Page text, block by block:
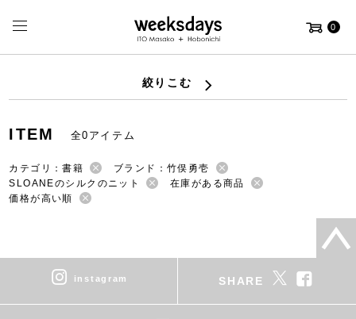
0
絞りこむ
ITEM 全0アイテム
カテゴリ：書籍
ブランド：竹俣勇壱
SLOANEのシルクのニット
在庫がある商品
価格が高い順
instagram SHARE